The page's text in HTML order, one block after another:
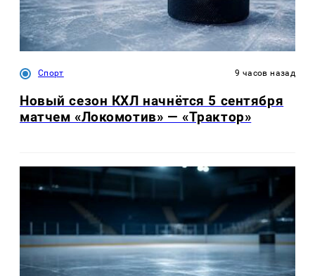
Спорт 9 часов назад
Новый сезон КХЛ начнётся 5 сентября
матчем «Локомотив» — «Трактор»